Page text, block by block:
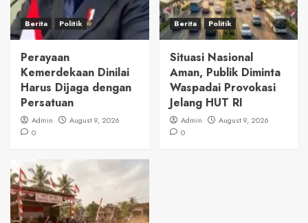
Berita Politik
Perayaan
Kemerdekaan Dinilai
Harus Dijaga dengan
Persatuan
Admin
August 9, 2026
0
Berita Politik
Situasi Nasional
Aman, Publik Diminta
Waspadai Provokasi
Jelang HUT RI
Admin
August 9, 2026
0